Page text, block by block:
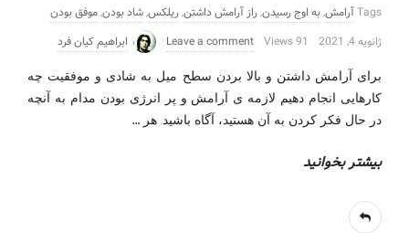
Tagsآرامش,به اوج رسیدن,راز آرامش داشتن,ریلکس,شاد بودن,موفق بودن
ژانویه 4, 2021
91 Views
Leave a comment ابراهیم کیان فرد
برای آرامش داشتن و بالا بردن سطح میل به شادی و موفقیت چه
کارهایی انجام دهیم لازمه ی آرامش و پر انرژی بودن مدام به آنچه
در حال فکر کردن به آن هستید، آگاه باشید. هر …
بیشتر بخوانید